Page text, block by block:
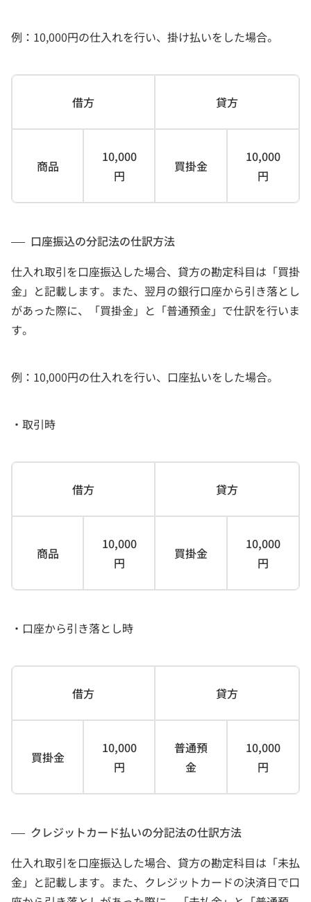
例：10,000円の仕入れを行い、掛け払いをした場合。
借方 貸方
商品
10,000
円
買掛金
10,000
円
口座振込の分記法の仕訳方法
仕入れ取引を口座振込した場合、貸方の勘定科目は「買掛
金」と記載します。また、翌月の銀行口座から引き落とし
があった際に、「買掛金」と「普通預金」で仕訳を行いま
す。
例：10,000円の仕入れを行い、口座払いをした場合。
・取引時
借方 貸方
商品
10,000
円
買掛金
10,000
円
・口座から引き落とし時
借方 貸方
買掛金
10,000
円
普通預
金
10,000
円
クレジットカード払いの分記法の仕訳方法
仕入れ取引を口座振込した場合、貸方の勘定科目は「未払
金」と記載します。また、クレジットカードの決済日で口